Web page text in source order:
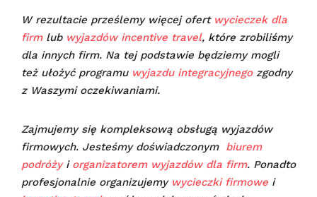
W rezultacie prześlemy więcej ofert wycieczek dla
firmlub wyjazdów incentive travel, które zrobiliśmy
dla innych firm. Na tej podstawie będziemy mogli
też ułożyć programu wyjazdu integracyjnegozgodny
z Waszymi oczekiwaniami.
Zajmujemy się kompleksową obsługą wyjazdów
firmowych. Jesteśmy doświadczonym biurem
podróżyi organizatorem wyjazdów dla firm. Ponadto
profesjonalnie organizujemy wycieczki firmowe i